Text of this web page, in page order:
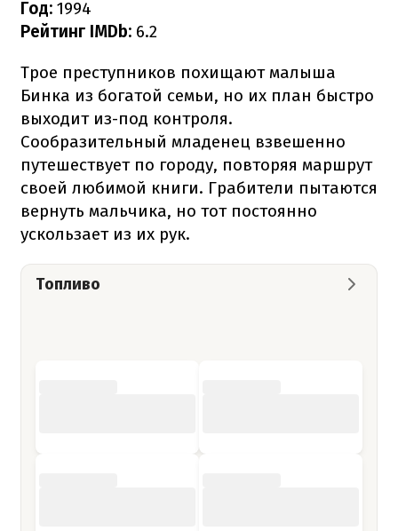
Год: 1994
Рейтинг IMDb: 6.2
Трое преступников похищают малыша
Бинка из богатой семьи, но их план быстро
выходит из-под контроля.
Сообразительный младенец взвешенно
путешествует по городу, повторяя маршрут
своей любимой книги. Грабители пытаются
вернуть мальчика, но тот постоянно
ускользает из их рук.
Топливо